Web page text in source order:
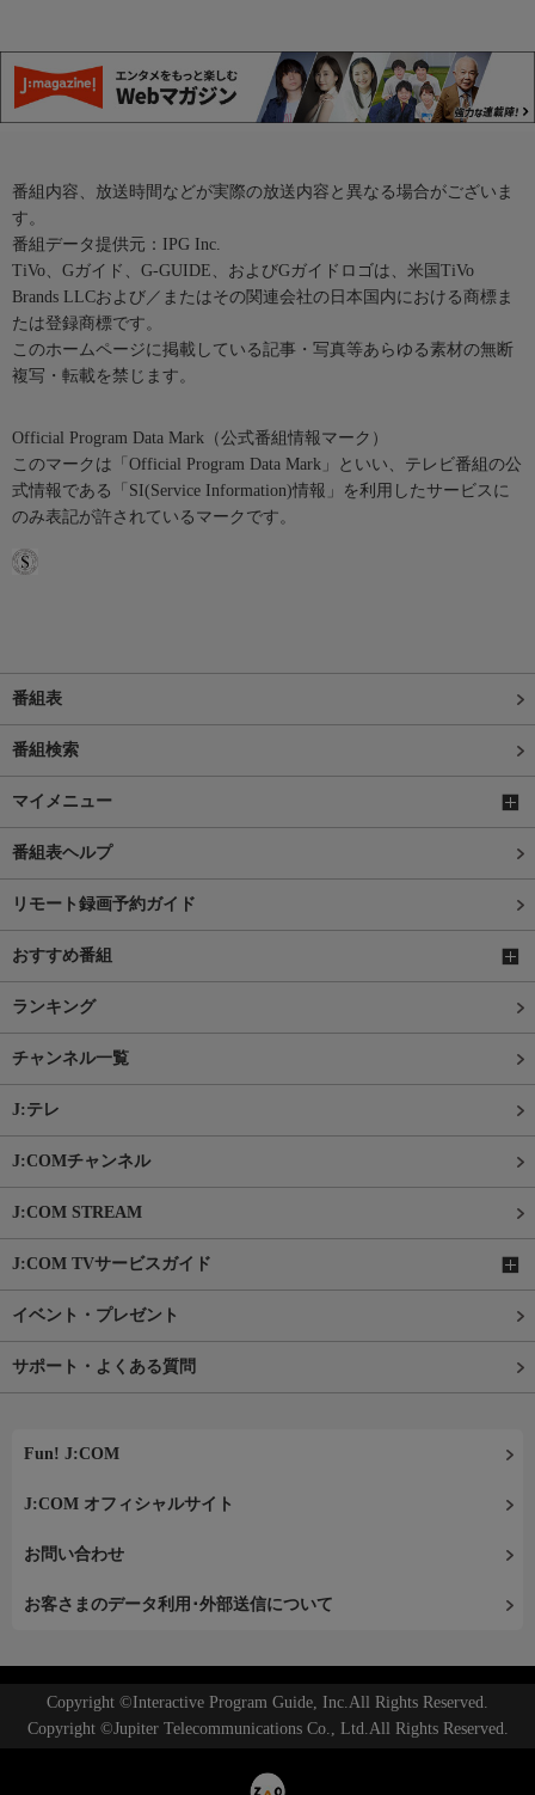
番組内容、放送時間などが実際の放送内容と異なる場合がございま
す。
番組データ提供元：IPG Inc.
TiVo、Gガイド、G-GUIDE、およびGガイドロゴは、米国TiVo
Brands LLCおよび／またはその関連会社の日本国内における商標ま
たは登録商標です。
このホームページに掲載している記事・写真等あらゆる素材の無断
複写・転載を禁じます。
Official Program Data Mark（公式番組情報マーク）
このマークは「Official Program Data Mark」といい、テレビ番組の公
式情報である「SI(Service Information)情報」を利用したサービスに
のみ表記が許されているマークです。
番組表
番組検索
マイメニュー
番組表ヘルプ
リモート録画予約ガイド
おすすめ番組
ランキング
チャンネル一覧
J:テレ
J:COMチャンネル
J:COM STREAM
J:COM TVサービスガイド
イベント・プレゼント
サポート・よくある質問
Fun! J:COM
J:COM オフィシャルサイト
お問い合わせ
お客さまのデータ利用･外部送信について
Copyright ©Interactive Program Guide, Inc.All Rights Reserved.
Copyright ©Jupiter Telecommunications Co., Ltd.All Rights Reserved.